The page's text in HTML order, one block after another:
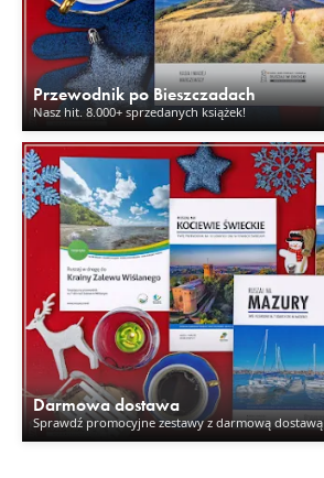
Przewodnik po Bieszczadach
Nasz hit. 8.000+ sprzedanych książek!
Darmowa dostawa
Sprawdź promocyjne zestawy z darmową dostawą